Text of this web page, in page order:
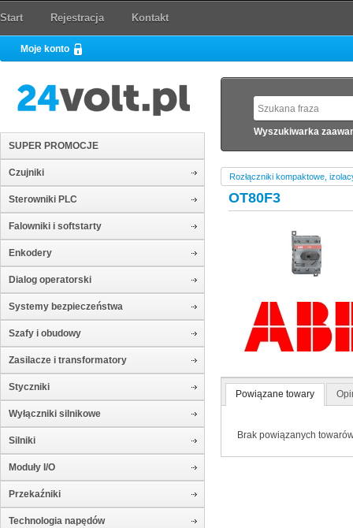
Start Rejestracja Kontakt
Moje konto
SUPER PROMOCJE
Czujniki
Sterowniki PLC
Falowniki i softstarty
Enkodery
Dialog operatorski
Systemy bezpieczeństwa
Szafy i obudowy
Zasilacze i transformatory
Styczniki
Wyłączniki silnikowe
Silniki
Moduły I/O
Przekaźniki
Technologia napędów
Wyszukiwarka
Rozłączniki kompaktowe,
OT80F3
Powiązane towary
Brak powiązanych